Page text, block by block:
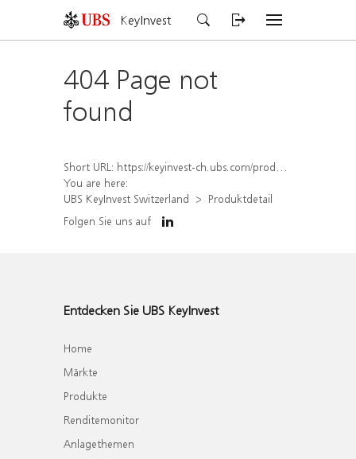
KeyInvest
404 Page not
found
Short URL: https://keyinvest-ch.ubs.com/produkt/detail/index/isin/CH1564684392
You are here:
UBS KeyInvest Switzerland
Produktdetail
Folgen Sie uns auf
Entdecken Sie UBS KeyInvest
Home
Märkte
Produkte
Renditemonitor
Anlagethemen